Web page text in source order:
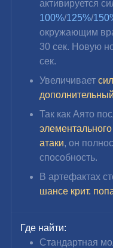
активируется
100%/125%/
окружающим
30 сек. Новую
сек.
Увеличивает
Так как Аято
атаки, он
способность.
В артефактах
шансе крит.
Где найти:
Стандартная